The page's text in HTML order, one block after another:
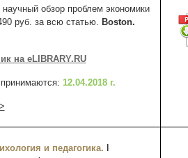
обзор проблем экономики
руб. за всю статью. Boston.
на eLIBRARY.RU
12.04.2018 г.
и педагогика.